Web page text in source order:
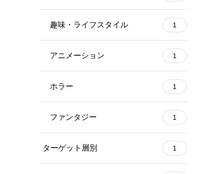
趣味・ライフスタイル 1
アニメーション 1
ホラー 1
ファンタジー 1
ターゲット層別 1